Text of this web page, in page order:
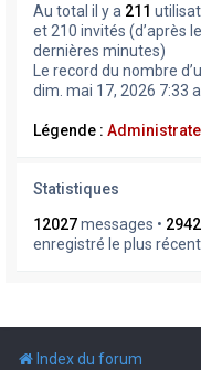
Au total il y a 211
et 210 invités (d’après
dernières minutes)
Le record du nombre
dim. mai 17, 2026 7:33
Légende :
Statistiques
12027messages • 2942
enregistré le plus
Index du forum